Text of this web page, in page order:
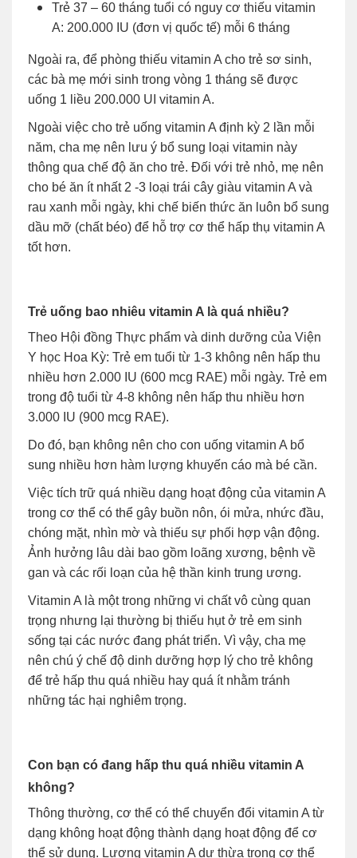
Trẻ 37 – 60 tháng tuổi có nguy cơ thiếu vitamin
A: 200.000 IU (đơn vị quốc tế) mỗi 6 tháng
Ngoài ra, để phòng thiếu vitamin A cho trẻ sơ sinh,
các bà mẹ mới sinh trong vòng 1 tháng sẽ được
uống 1 liều 200.000 UI vitamin A.
Ngoài việc cho trẻ uống vitamin A định kỳ 2 lần mỗi
năm, cha mẹ nên lưu ý bổ sung loại vitamin này
thông qua chế độ ăn cho trẻ. Đối với trẻ nhỏ, mẹ nên
cho bé ăn ít nhất 2 -3 loại trái cây giàu vitamin A và
rau xanh mỗi ngày, khi chế biến thức ăn luôn bổ sung
dầu mỡ (chất béo) để hỗ trợ cơ thể hấp thụ vitamin A
tốt hơn.
Trẻ uống bao nhiêu vitamin A là quá nhiều?
Theo Hội đồng Thực phẩm và dinh dưỡng của Viện
Y học Hoa Kỳ: Trẻ em tuổi từ 1-3 không nên hấp thu
nhiều hơn 2.000 IU (600 mcg RAE) mỗi ngày. Trẻ em
trong độ tuổi từ 4-8 không nên hấp thu nhiều hơn
3.000 IU (900 mcg RAE).
Do đó, bạn không nên cho con uống vitamin A bổ
sung nhiều hơn hàm lượng khuyến cáo mà bé cần.
Việc tích trữ quá nhiều dạng hoạt động của vitamin A
trong cơ thể có thể gây buồn nôn, ói mửa, nhức đầu,
chóng mặt, nhìn mờ và thiếu sự phối hợp vận động.
Ảnh hưởng lâu dài bao gồm loãng xương, bệnh về
gan và các rối loạn của hệ thần kinh trung ương.
Vitamin A là một trong những vi chất vô cùng quan
trọng nhưng lại thường bị thiếu hụt ở trẻ em sinh
sống tại các nước đang phát triển. Vì vậy, cha mẹ
nên chú ý chế độ dinh dưỡng hợp lý cho trẻ không
để trẻ hấp thu quá nhiều hay quá ít nhằm tránh
những tác hại nghiêm trọng.
Con bạn có đang hấp thu quá nhiều vitamin A
không?
Thông thường, cơ thể có thể chuyển đổi vitamin A từ
dạng không hoạt động thành dạng hoạt động để cơ
thể sử dụng. Lượng vitamin A dư thừa trong cơ thể